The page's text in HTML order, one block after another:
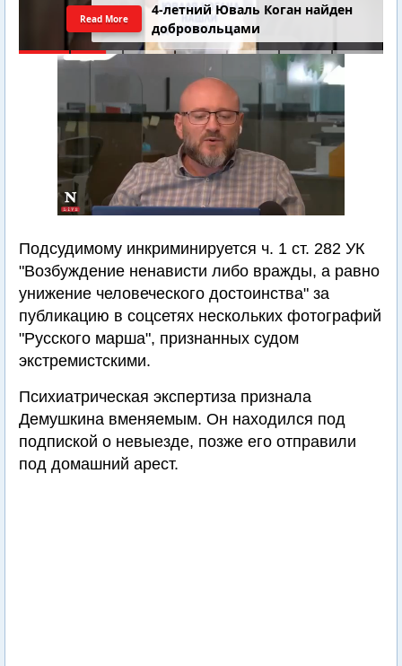
4-летний Юваль Коган найден
добровольцами
Read More
Подсудимому инкриминируется ч. 1 ст. 282 УК
"Возбуждение ненависти либо вражды, а равно
унижение человеческого достоинства" за
публикацию в соцсетях нескольких фотографий
"Русского марша", признанных судом
экстремистскими.
Психиатрическая экспертиза признала
Демушкина вменяемым. Он находился под
подпиской о невыезде, позже его отправили
под домашний арест.